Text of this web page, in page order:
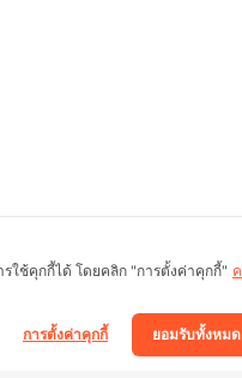
ใช้คุกกี้ได้ โดยคลิก "การตั้งค่าคุกกี้" ค
ยอมรับทั้งหมด
การตั้งค่าคุกกี้